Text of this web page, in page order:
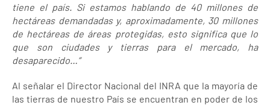
tiene el país. Si estamos hablando de 40 millones de
hectáreas demandadas y, aproximadamente, 30 millones
de hectáreas de áreas protegidas, esto significa que lo
que son ciudades y tierras para el mercado, ha
desaparecido…”
Al señalar el Director Nacional del INRA que la mayoría de
las tierras de nuestro País se encuentran en poder de los